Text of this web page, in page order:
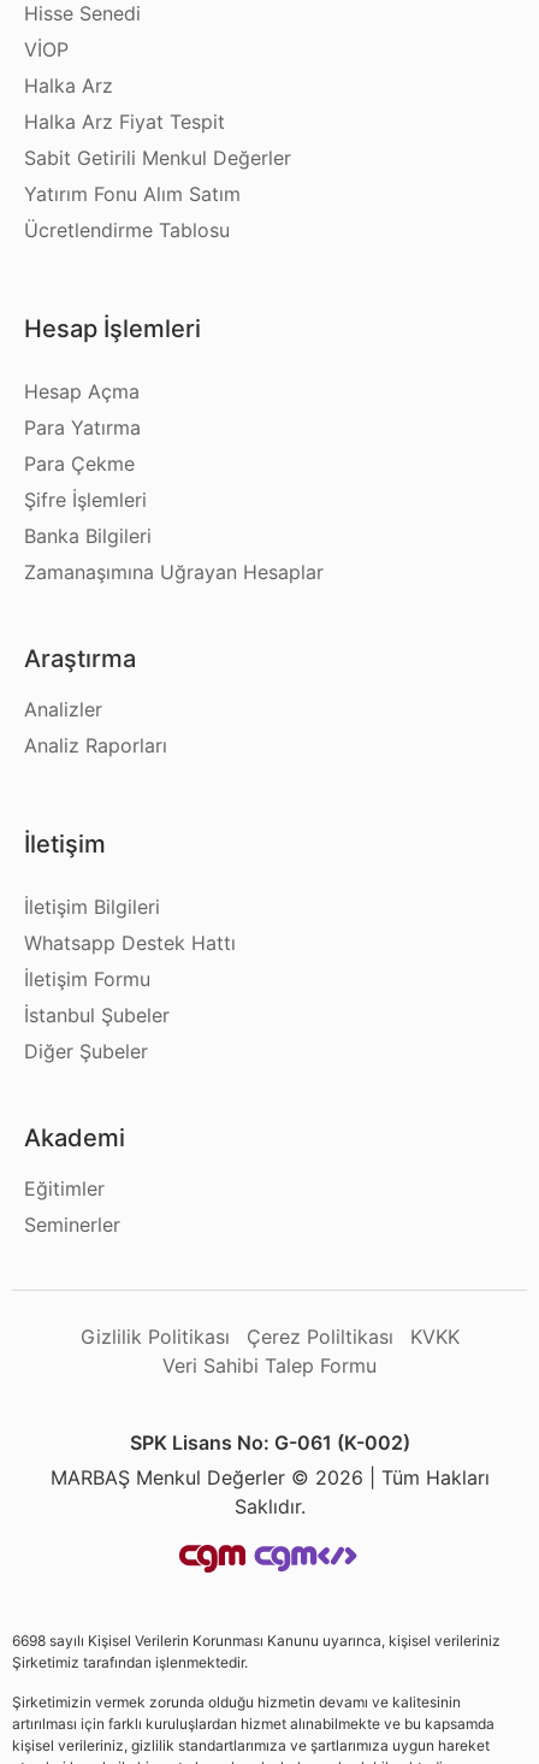
Hisse Senedi
VİOP
Halka Arz
Halka Arz Fiyat Tespit
Sabit Getirili Menkul Değerler
Yatırım Fonu Alım Satım
Ücretlendirme Tablosu
Hesap İşlemleri
Hesap Açma
Para Yatırma
Para Çekme
Şifre İşlemleri
Banka Bilgileri
Zamanaşımına Uğrayan Hesaplar
Araştırma
Analizler
Analiz Raporları
İletişim
İletişim Bilgileri
Whatsapp Destek Hattı
İletişim Formu
İstanbul Şubeler
Diğer Şubeler
Akademi
Eğitimler
Seminerler
Gizlilik Politikası Çerez Poliltikası
KVKK
Veri Sahibi Talep Formu
SPK Lisans No: G-061 (K-002)
MARBAŞ Menkul Değerler © 2026 | Tüm Hakları
Saklıdır.
6698 sayılı Kişisel Verilerin Korunması Kanunu uyarınca, kişisel verileriniz
Şirketimiz tarafından işlenmektedir.
Şirketimizin vermek zorunda olduğu hizmetin devamı ve kalitesinin
artırılması için farklı kuruluşlardan hizmet alınabilmekte ve bu kapsamda
kişisel verileriniz, gizlilik standartlarımıza ve şartlarımıza uygun hareket